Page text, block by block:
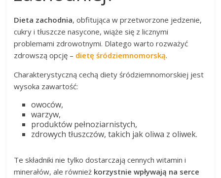
Dieta zachodnia, obfitująca w przetworzone jedzenie,
cukry i tłuszcze nasycone, wiąże się z licznymi
problemami zdrowotnymi. Dlatego warto rozważyć
zdrowszą opcję – dietę śródziemnomorską.
Charakterystyczną cechą diety śródziemnomorskiej jest
wysoka zawartość:
owoców,
warzyw,
produktów pełnoziarnistych,
zdrowych tłuszczów, takich jak oliwa z oliwek.
Te składniki nie tylko dostarczają cennych witamin i
minerałów, ale również korzystnie wpływają na serce